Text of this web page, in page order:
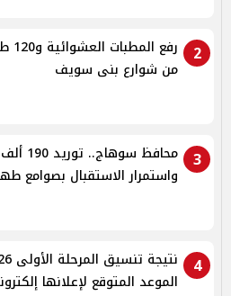
2
من شوارع بنى سويف
3
محافظ
واستمرار الاستقبال بصوامع
4
الموعد المتوقع لإعلانها